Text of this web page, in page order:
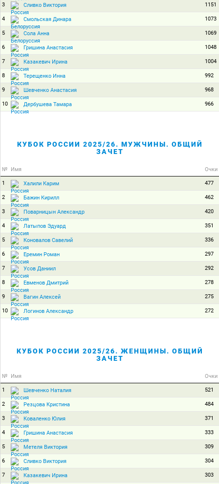
3 Сливко Виктория 1151
4 Смольская Динара 1073
5 Сола Анна 1069
6 Гришина Анастасия 1048
7 Казакевич Ирина 1004
8 Терещенко Инна 992
9 Шевченко Анастасия 968
10 Дербушева Тамара 966
КУБОК РОССИИ 2025/26. МУЖЧИНЫ. ОБЩИЙ
ЗАЧЕТ
№ Имя Очки
1 Халили Карим 477
2 Бажин Кирилл 462
3 Поварницын Александр 420
4 Латыпов Эдуард 351
5 Коновалов Савелий 336
6 Еремин Роман 297
7 Усов Даниил 292
8 Евменов Дмитрий 278
9 Вагин Алексей 275
10 Логинов Александр 272
КУБОК РОССИИ 2025/26. ЖЕНЩИНЫ. ОБЩИЙ
ЗАЧЕТ
№ Имя Очки
1 Шевченко Наталия 521
2 Резцова Кристина 484
3 Коваленко Юлия 371
4 Гришина Анастасия 333
5 Метеля Виктория 309
6 Сливко Виктория 304
7 Казакевич Ирина 303